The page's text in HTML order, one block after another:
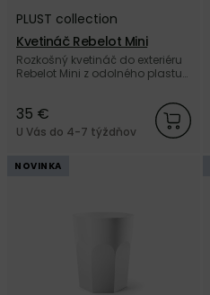
PLUST collection
Kvetináč Rebelot Mini
Rozkošný kvetináč do exteriéru
Rebelot Mini z odolného plastu
35 €
U Vás do 4-7 týždňov
NOVINKA